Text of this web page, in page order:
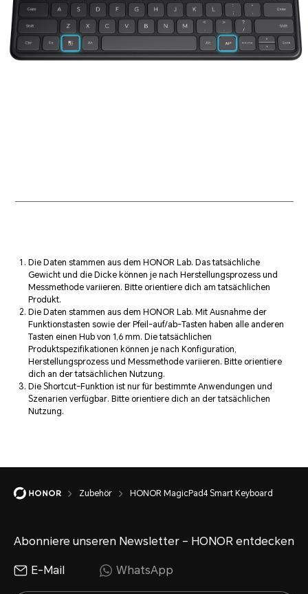
Die Daten stammen aus dem HONOR Lab. Das tatsächliche
Gewicht und die Dicke können je nach Herstellungsprozess und
Messmethode variieren. Bitte orientiere dich am tatsächlichen
Produkt.
Die Daten stammen aus dem HONOR Lab. Mit Ausnahme der
Funktionstasten sowie der Pfeil-auf/ab-Tasten haben alle anderen
Tasten einen Hub von 1,6 mm. Die tatsächlichen
Produktspezifikationen können je nach Konfiguration,
Herstellungsprozess und Messmethode variieren. Bitte orientiere
dich an der tatsächlichen Nutzung.
Die Shortcut-Funktion ist nur für bestimmte Anwendungen und
Szenarien verfügbar. Bitte orientiere dich an der tatsächlichen
Nutzung.
Zubehör HONOR MagicPad4 Smart Keyboard
Abonniere unseren Newsletter – HONOR entdecken
E-Mail WhatsApp